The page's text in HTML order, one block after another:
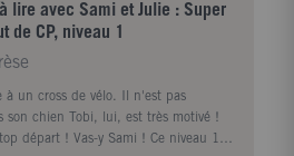
lire avec Sami et Julie : Super
de CP, niveau 1
à un cross de vélo. Il n'est pas
son chien Tobi, lui, est très motivé !
départ ! Vas-y Sami ! Ce niveau 1